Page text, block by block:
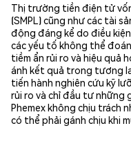
Thị trường tiền điện tử
(SMPL) cũng như các tài
động đáng kể do điều
các yếu tố không thể
tiềm ẩn rủi ro và hiệu quả
ánh kết quả trong tương
tiến hành nghiên cứu kỹ
rủi ro và chỉ đầu tư những
Phemex không chịu trách
có thể phải gánh chịu khi